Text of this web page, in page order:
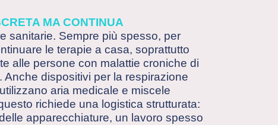
MA CONTINUA
sanitarie. Sempre più spesso, per
le terapie a casa, soprattutto
alle persone con malattie croniche di
dispositivi per la respirazione
aria medicale e miscele
richiede una logistica strutturata:
apparecchiature, un lavoro spesso